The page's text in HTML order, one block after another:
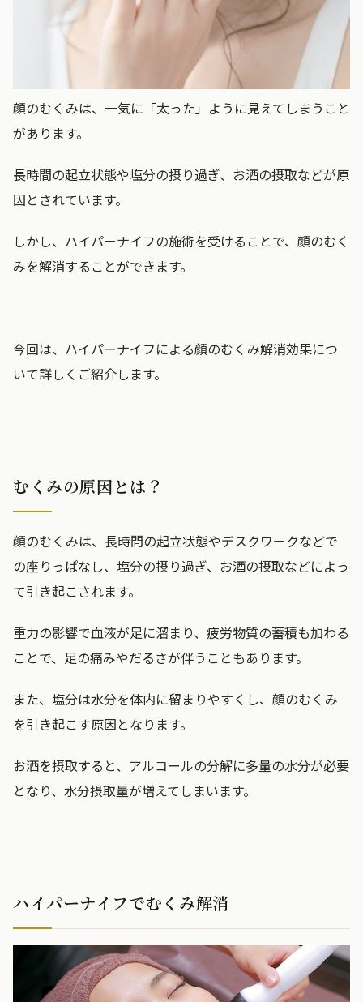
顔のむくみは、一気に「太った」ように見えてしまうこと
があります。
長時間の起立状態や塩分の摂り過ぎ、お酒の摂取などが原
因とされています。
しかし、ハイパーナイフの施術を受けることで、顔のむく
みを解消することができます。
今回は、ハイパーナイフによる顔のむくみ解消効果につ
いて詳しくご紹介します。
むくみの原因とは？
顔のむくみは、長時間の起立状態やデスクワークなどで
の座りっぱなし、塩分の摂り過ぎ、お酒の摂取などによっ
て引き起こされます。
重力の影響で血液が足に溜まり、疲労物質の蓄積も加わる
ことで、足の痛みやだるさが伴うこともあります。
また、塩分は水分を体内に留まりやすくし、顔のむくみ
を引き起こす原因となります。
お酒を摂取すると、アルコールの分解に多量の水分が必要
となり、水分摂取量が増えてしまいます。
ハイパーナイフでむくみ解消